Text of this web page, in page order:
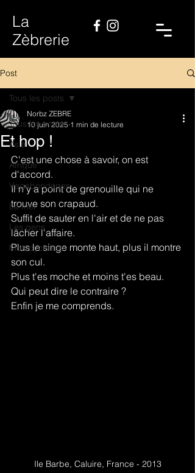
La
Zèbrerie
Post
Tous les posts
Asie
Afrique
Vagabondages
La mer
Les gens
Motocyclettes
Tous les posts
Et hop !
Norbz ZEBRE
10 juin 2025 1 min de lecture
C'est une chose à savoir, on est
d'accord.
Il n’y a point de grenouille qui ne
trouve son crapaud.
Suffit de sauter en l'air et de ne pas
lâcher l'affaire.
Plus le singe monte haut, plus il montre
son cul.
Plus t'es moche et moins t'es beau.
Qui peut dire le contraire ?
Enfin je me comprends.
Ile Barbe, Caluire, France - 2013